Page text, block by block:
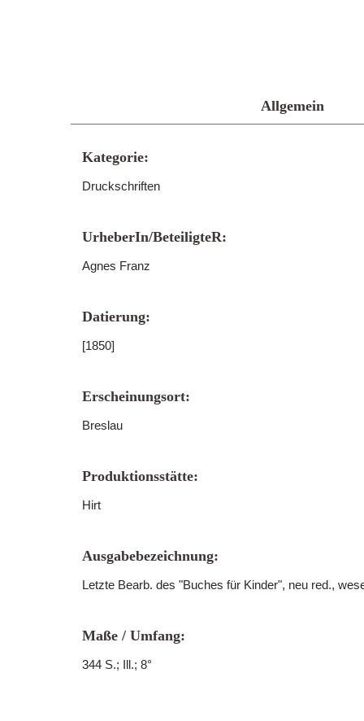
Allgemein
Kategorie:
Druckschriften
UrheberIn/BeteiligteR:
Agnes Franz
Datierung:
[1850]
Erscheinungsort:
Breslau
Produktionsstätte:
Hirt
Ausgabebezeichnung:
Letzte Bearb. des "Buches für Kinder", neu red.,
Maße / Umfang:
344 S.; Ill.; 8°